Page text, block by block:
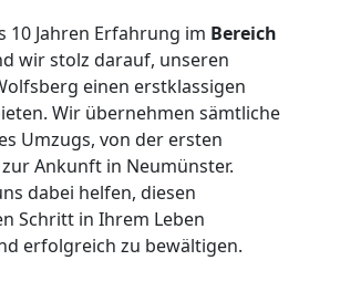
10 Jahren Erfahrung im Bereich
wir stolz darauf, unseren
einen erstklassigen
Wir übernehmen sämtliche
Umzugs, von der ersten
Ankunft in Neumünster.
dabei helfen, diesen
Schritt in Ihrem Leben
erfolgreich zu bewältigen.